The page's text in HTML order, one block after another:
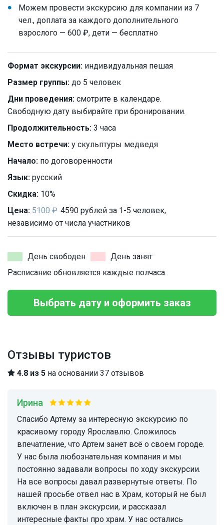
Можем провести экскурсию для компании из 7
чел., доплата за каждого дополнительного
взрослого — 600 ₽, дети — бесплатно
Формат экскурсии: индивидуальная пешая
Размер группы: до 5 человек
Дни проведения: смотрите в календаре.
Свободную дату выбирайте при бронировании.
Продолжительность: 3 часа
Место встречи: у скульптуры медведя
Начало: по договоренности
Язык: русский
Скидка: 10%
Цена: 5100 ₽ 4590 рублей за 1-5 человек,
независимо от числа участников
День свободен
День занят
Расписание обновляется каждые полчаса.
Выбрать дату и оформить заказ
Отзывы туристов
4.8 из 5 на основании 37 отзывов
Ирина
Спасибо Артему за интересную экскурсию по
красивому городу Ярославлю. Сложилось
впечатление, что Артем занет всё о своем городе.
У нас была любознательная компания и мы
постоянно задавали вопросы по ходу экскурсии.
На все вопросы давал развернутые ответы. По
нашей просьбе отвел нас в Храм, который не был
включен в план экскурсии, и рассказал
интересные факты про храм. У нас остались